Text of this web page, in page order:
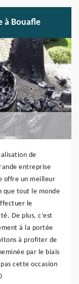
à Bouafle
de
entreprise
offre un meilleur
que tout le monde
le
De plus, c’est
à la portée
à profiter de
par le biais
cette occasion